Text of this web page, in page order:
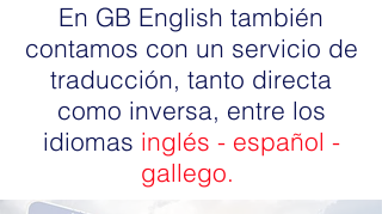
En GB English también
contamos con un servicio de
traducción, tanto directa
como inversa, entre los
idiomas inglés - español -
gallego.